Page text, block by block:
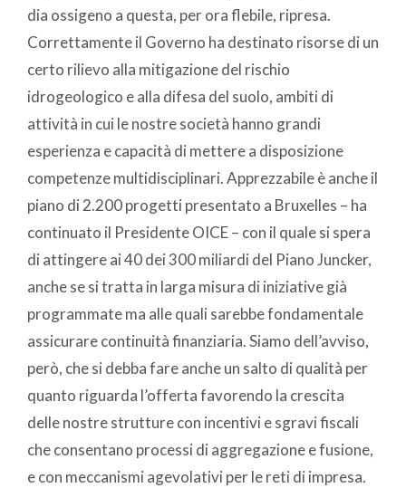
dia ossigeno a questa, per ora flebile, ripresa.
Correttamente il Governo ha destinato risorse di un
certo rilievo alla mitigazione del rischio
idrogeologico e alla difesa del suolo, ambiti di
attività in cui le nostre società hanno grandi
esperienza e capacità di mettere a disposizione
competenze multidisciplinari. Apprezzabile è anche il
piano di 2.200 progetti presentato a Bruxelles – ha
continuato il Presidente OICE – con il quale si spera
di attingere ai 40 dei 300 miliardi del Piano Juncker,
anche se si tratta in larga misura di iniziative già
programmate ma alle quali sarebbe fondamentale
assicurare continuità finanziaria. Siamo dell’avviso,
però, che si debba fare anche un salto di qualità per
quanto riguarda l’offerta favorendo la crescita
delle nostre strutture con incentivi e sgravi fiscali
che consentano processi di aggregazione e fusione,
e con meccanismi agevolativi per le reti di impresa.